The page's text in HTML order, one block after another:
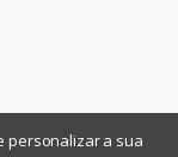
personalizar a sua